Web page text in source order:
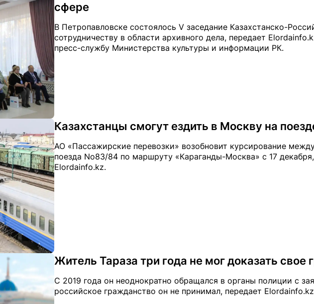
сфере
В Петропавловске состоялось V заседание Казахстанско-
сотрудничеству в области архивного дела, передает
пресс-службу Министерства культуры и информации РК.
Казахстанцы смогут ездить в Москву на
АО «Пассажирские перевозки» возобновит курсирование
поезда No83/84 по маршруту «Караганды-Москва» с 17
Elordainfo.kz.
Житель Тараза три года не мог доказать свое
С 2019 года он неоднократно обращался в органы полиции с
российское гражданство он не принимал, передает